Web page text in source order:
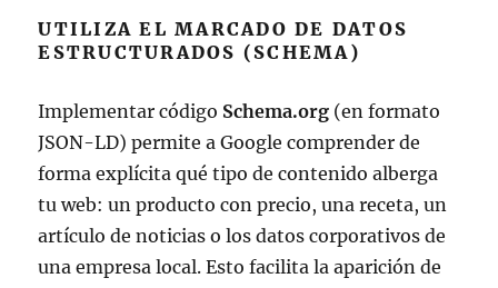
UTILIZA EL MARCADO DE DATOS
ESTRUCTURADOS (SCHEMA)
Implementar código Schema.org (en formato
JSON-LD) permite a Google comprender de
forma explícita qué tipo de contenido alberga
tu web: un producto con precio, una receta, un
artículo de noticias o los datos corporativos de
una empresa local. Esto facilita la aparición de